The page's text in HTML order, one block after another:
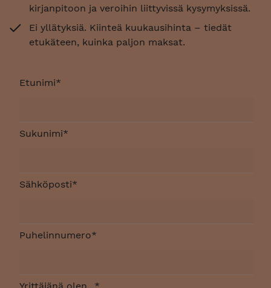
kirjanpitoon ja veroihin liittyvissä kysymyksissä.
Ei yllätyksiä. Kiinteä kuukausihinta – tiedät
etukäteen, kuinka paljon maksat.
Etunimi*
Sukunimi*
Sähköposti*
Puhelinnumero*